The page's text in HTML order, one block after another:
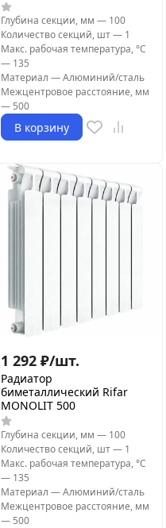
Глубина секции, мм — 100
Количество секций, шт— 1
Макс. рабочая температура, °С
— 135
Материал —Алюминий/сталь
Межцентровое расстояние, мм
— 500
В корзину
1 292 ₽/шт.
Радиатор
биметаллический Rifar
MONOLIT 500
Глубина секции, мм — 100
Количество секций, шт— 1
Макс. рабочая температура, °С
— 135
Материал —Алюминий/сталь
Межцентровое расстояние, мм
— 500